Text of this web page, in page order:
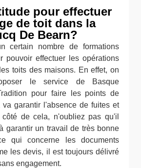
pour effectuer
de toit dans la
De Bearn?
certain nombre de formations
pouvoir effectuer les opérations
toits des maisons. En effet, on
le service de Basque
pour faire les points de
va garantir l'absence de fuites et
de cela, n'oubliez pas qu'il
garantir un travail de très bonne
qui concerne les documents
les devis, il est toujours délivré
engagement.